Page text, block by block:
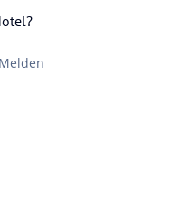
Melden